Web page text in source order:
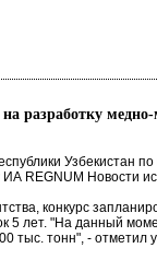
разработку
Узбекистан
REGNUM Новости
конкурс
5 лет. "На данный
тыс. тонн", - отметил